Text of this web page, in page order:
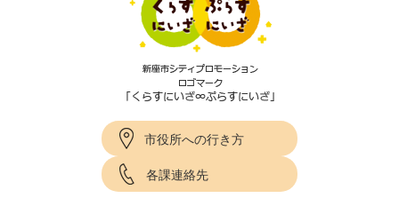
市役所への行き方
各課連絡先